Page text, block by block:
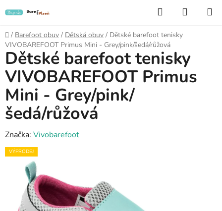
na
obsah
Hledat
KOŠÍK
Domů
/ Barefoot obuv / Dětská obuv / Dětské barefoot tenisky
VIVOBAREFOOT Primus Mini - Grey/pink/šedá/růžová
Dětské barefoot tenisky
VIVOBAREFOOT Primus
Mini - Grey/pink/
šedá/růžová
Značka: Vivobarefoot
VÝPRODEJ